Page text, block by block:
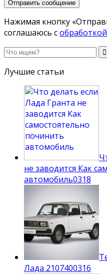
Нажимая кнопку
соглашаюсь с
Лучшие статьи
не заводится Как
автомобиль0318
Лада 2107400316